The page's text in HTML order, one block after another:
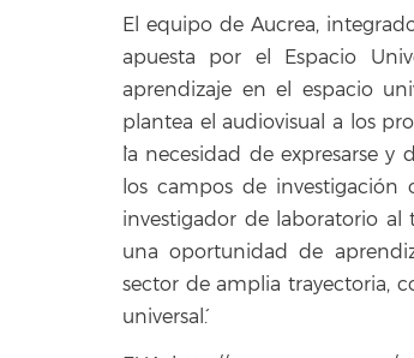
El equipo de Aucrea,
apuesta por el Espacio
aprendizaje en el espacio
plantea el audiovisual a los
`la necesidad de expresarse
los campos de
investigador de laboratorio al
una oportunidad de
sector de amplia trayectoria,
universal´.